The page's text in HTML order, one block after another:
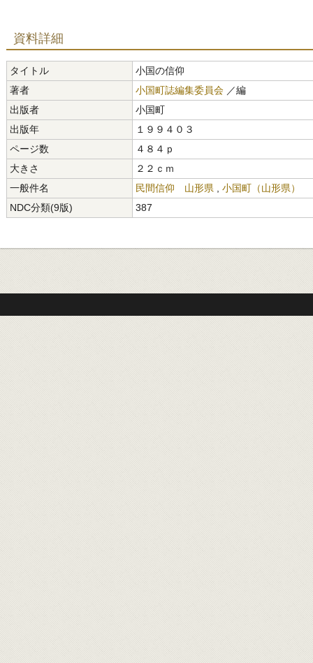
資料詳細
タイトル
小国の信仰
著者
小国町誌編集委員会 ／編
出版者
小国町
出版年
１９９４０３
ページ数
４８４ｐ
大きさ
２２ｃｍ
一般件名
民間信仰 山形県
小国町（山形県）
NDC分類(9版)
387